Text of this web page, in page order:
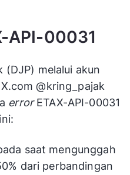
API-00031
(DJP) melalui akun
@kring_pajak
errorETAX-API-00031
saat mengunggah
dari perbandingan